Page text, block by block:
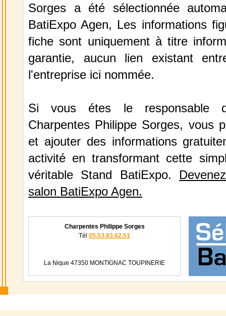
Sorges a été sélectionnée
BatiExpo Agen, Les informations
fiche sont uniquement à titre
garantie, aucun lien existant
l'entreprise ici nommée.
Si vous étes le responsable
Charpentes Philippe Sorges, vous
et ajouter des informations
activité en transformant cette
véritable Stand BatiExpo.
salon BatiExpo Agen.
Charpentes Philippe Sorges
Tél 05.53.83.62.51
La Nique 47350 MONTIGNAC TOUPINERIE